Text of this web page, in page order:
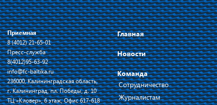
Приемная
8 (4012) 21-65-01
Пресс-служба
8(4012)95-63-92
info@fc-baltika.ru
236000, Калининградская область,
г. Калининград, пл. Победы, д. 10
ТЦ «Кловер», 6 этаж, Офис 617-618
Главная
Новости
Команда
Сотрудничество
Журналистам